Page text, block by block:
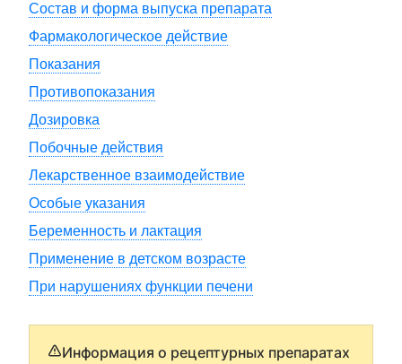
Состав и форма выпуска препарата
Фармакологическое действие
Показания
Противопоказания
Дозировка
Побочные действия
Лекарственное взаимодействие
Особые указания
Беременность и лактация
Применение в детском возрасте
При нарушениях функции печени
Информация о рецептурных препаратах